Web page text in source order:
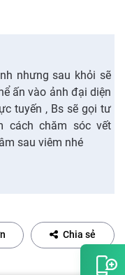
nhưng sau khỏi sẽ
ấn vào ảnh đại diện
tuyến , Bs sẽ gọi tư
cách chăm sóc vết
sau viêm nhé
Chia sẻ